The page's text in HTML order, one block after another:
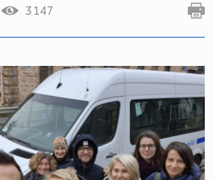
3147